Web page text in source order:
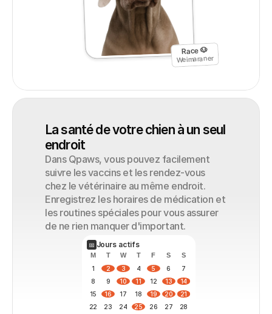
Race 🐶
Weimaraner
La santé de votre chien à un seul
endroit
Dans Qpaws, vous pouvez facilement
suivre les vaccins et les rendez-vous
chez le vétérinaire au même endroit.
Enregistrez les horaires de médication et
les routines spéciales pour vous assurer
de ne rien manquer d'important.
📅 Jours actifs
M T W T F S S
1 2 3 4 5 6
7
8
9 10 11 12 13
14
15
16 17 18 19 20
21
22
23 24 25 26 27
28